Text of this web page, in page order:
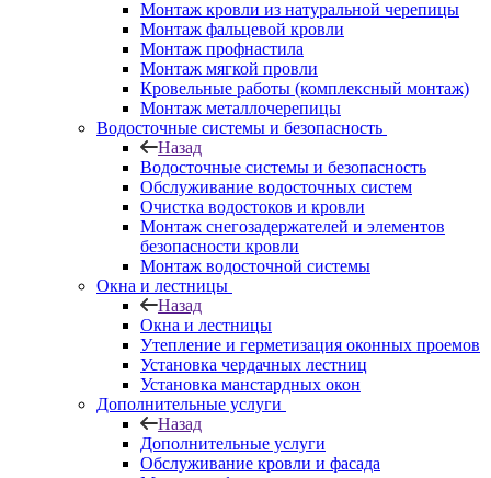
Монтаж кровли из натуральной черепицы
Монтаж фальцевой кровли
Монтаж профнастила
Монтаж мягкой провли
Кровельные работы (комплексный монтаж)
Монтаж металлочерепицы
Водосточные системы и безопасность
Назад
Водосточные системы и безопасность
Обслуживание водосточных систем
Очистка водостоков и кровли
Монтаж снегозадержателей и элементов
безопасности кровли
Монтаж водосточной системы
Окна и лестницы
Назад
Окна и лестницы
Утепление и герметизация оконных проемов
Установка чердачных лестниц
Установка манстардных окон
Дополнительные услуги
Назад
Дополнительные услуги
Обслуживание кровли и фасада